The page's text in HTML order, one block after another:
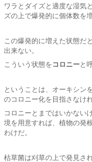
ワラとダイズと適度な湿気
ズの上で爆発的に個体数を
この爆発的に増えた状態だ
出来ない。
こういう状態をコロニーと
ということは、オーキシン
のコロニー化を目指さなけ
コロニーとまではいかない
境を用意すれば、植物の発
わけだ。
枯草菌は刈草の上で発見さ